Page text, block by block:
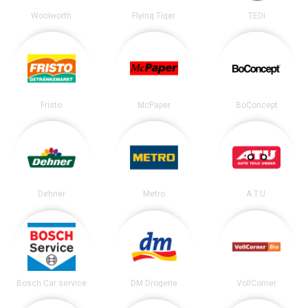
Woolworth Flying Tiger TEDi
Fristo McPaper BoConcept
Dehner Metro A.T.U.
Bosch Car service DM Drogerie VollCorner